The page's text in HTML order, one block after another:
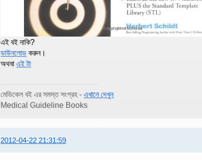
এই বই নাকি?
ডাউনলোড করুন।
অথবাএই টা
মেডিকেল বই এর সমস্ত সংগ্রহ -এখানে দেখুন
Medical Guideline Books
2012-04-22 21:31:59